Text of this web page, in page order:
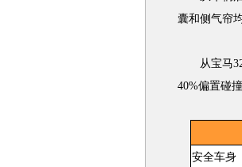
囊和侧气帘
从宝马
40%偏置碰
安全车身